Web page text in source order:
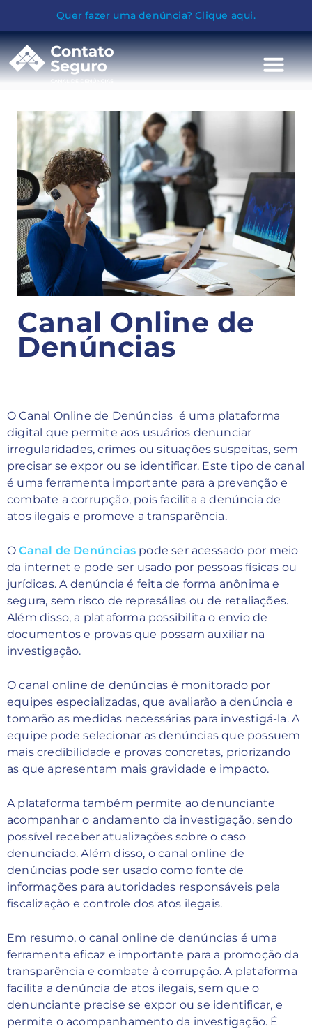
Quer fazer uma denúncia?Clique aqui.
Canal Online de
Denúncias
O Canal Online de Denúncias é uma plataforma
digital que permite aos usuários denunciar
irregularidades, crimes ou situações suspeitas, sem
precisar se expor ou se identificar. Este tipo de canal
é uma ferramenta importante para a prevenção e
combate a corrupção, pois facilita a denúncia de
atos ilegais e promove a transparência.
OCanal de Denúncias pode ser acessado por meio
da internet e pode ser usado por pessoas físicas ou
jurídicas. A denúncia é feita de forma anônima e
segura, sem risco de represálias ou de retaliações.
Além disso, a plataforma possibilita o envio de
documentos e provas que possam auxiliar na
investigação.
O canal online de denúncias é monitorado por
equipes especializadas, que avaliarão a denúncia e
tomarão as medidas necessárias para investigá-la. A
equipe pode selecionar as denúncias que possuem
mais credibilidade e provas concretas, priorizando
as que apresentam mais gravidade e impacto.
A plataforma também permite ao denunciante
acompanhar o andamento da investigação, sendo
possível receber atualizações sobre o caso
denunciado. Além disso, o canal online de
denúncias pode ser usado como fonte de
informações para autoridades responsáveis pela
fiscalização e controle dos atos ilegais.
Em resumo, o canal online de denúncias é uma
ferramenta eficaz e importante para a promoção da
transparência e combate à corrupção. A plataforma
facilita a denúncia de atos ilegais, sem que o
denunciante precise se expor ou se identificar, e
permite o acompanhamento da investigação. É